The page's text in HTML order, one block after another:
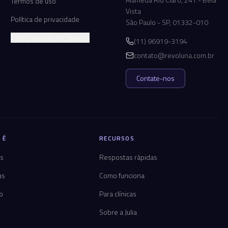
Política de privacidade
Vista
São Paulo - SP, 01332-010
(11) 96919-3194
contato@revoluna.com.br
Contate-nos
RECURSOS
Respostas rápidas
Como funciona
Para clínicas
Sobre a Julia